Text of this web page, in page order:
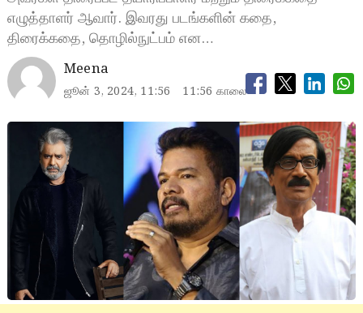
எழுத்தாளர் ஆவார். இவரது படங்களின் கதை,
திரைக்கதை, தொழில்நுட்பம் என…
Meena
ஜூன் 3, 2024, 11:56 11:56 காலை